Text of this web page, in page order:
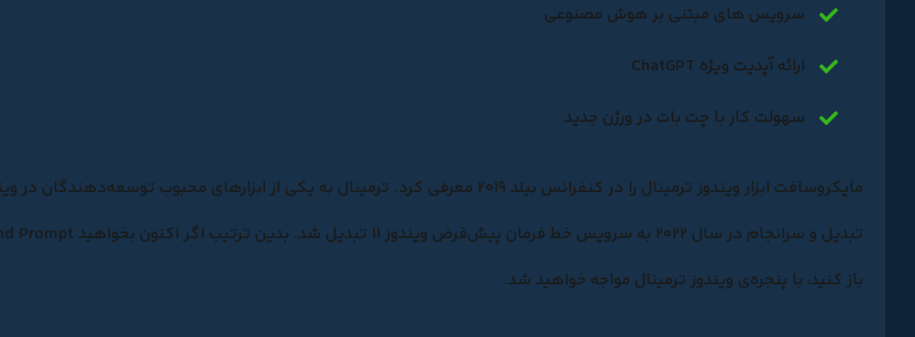
سرویس های مبتنی بر هوش مصنوعی
ارائه آپدیت ویژه ChatGPT
سهولت کار با چت بات در ورژن جدید
باز کنید، با پنجره‌ی ویندوز ترمینال مواجه خواهید شد.